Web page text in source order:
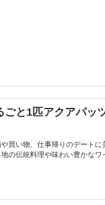
ごと1匹アクアパ
買い物、仕事帰りのデート
の伝統料理や味わい豊かな